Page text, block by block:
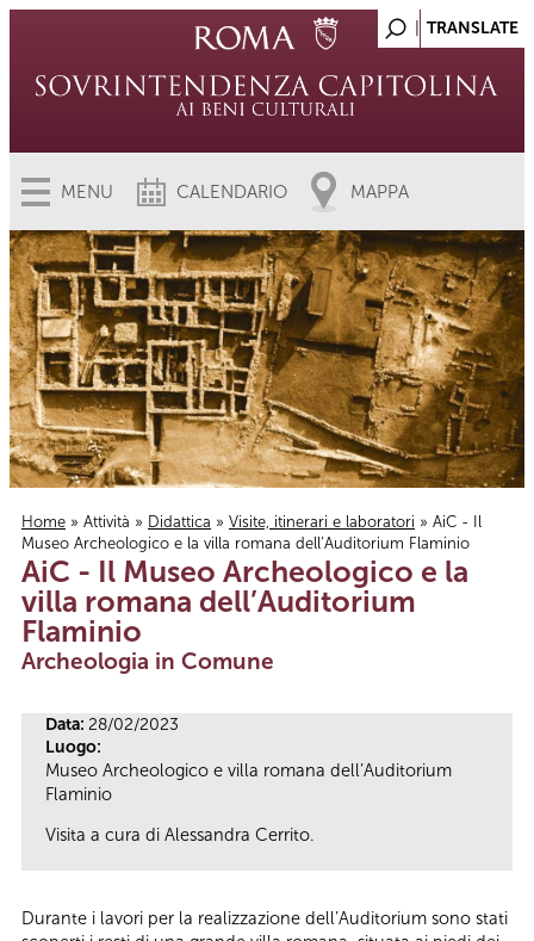
MENU CALENDARIO MAPPA
Tu sei qui
Home » Attività » Didattica » Visite, itinerari e laboratori » AiC - Il
Museo Archeologico e la villa romana dell’Auditorium Flaminio
AiC - Il Museo Archeologico e la
villa romana dell’Auditorium
Flaminio
Archeologia in Comune
Data: 28/02/2023
Luogo:
Museo Archeologico e villa romana dell’Auditorium
Flaminio
Visita a cura di Alessandra Cerrito.
Durante i lavori per la realizzazione dell’Auditorium sono stati